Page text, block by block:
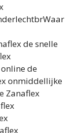
de snelle
de
onmiddellijke
Zanaflex